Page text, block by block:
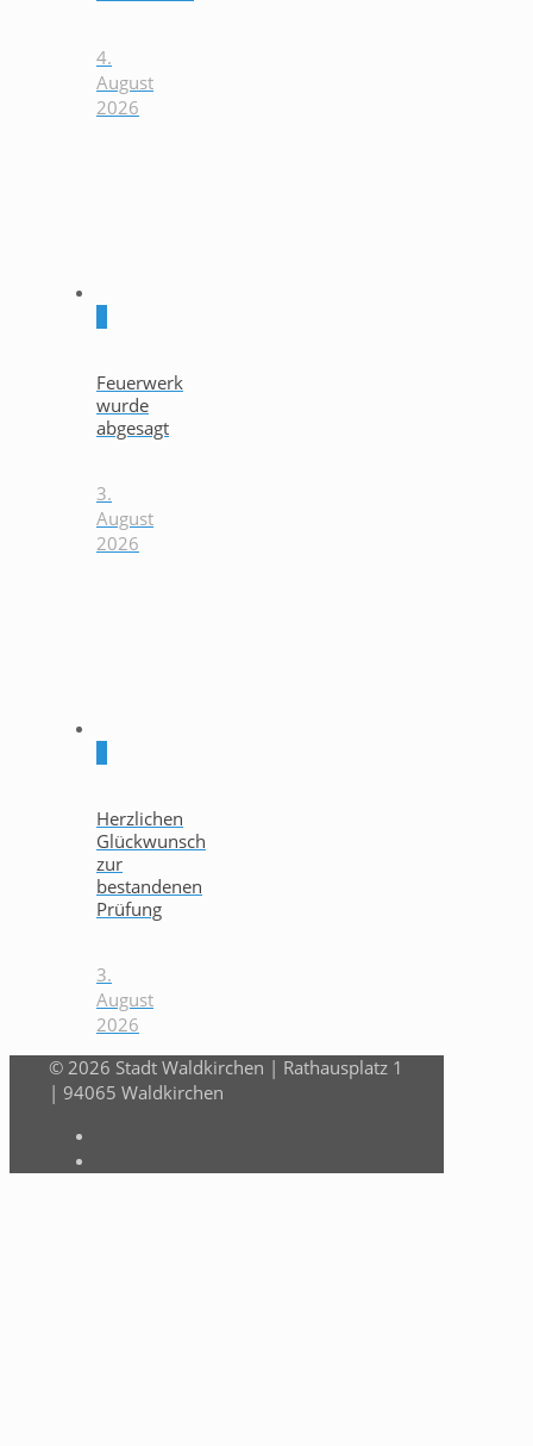
4.
August
2026
Feuerwerk
wurde
abgesagt
3.
August
2026
Herzlichen
Glückwunsch
zur
bestandenen
Prüfung
3.
August
2026
© 2026 Stadt Waldkirchen | Rathausplatz 1
| 94065 Waldkirchen